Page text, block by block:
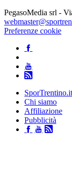
PegasoMedia srl -
Preferenze cookie
SporTrentino.it
Chi siamo
Affiliazione
Pubblicità